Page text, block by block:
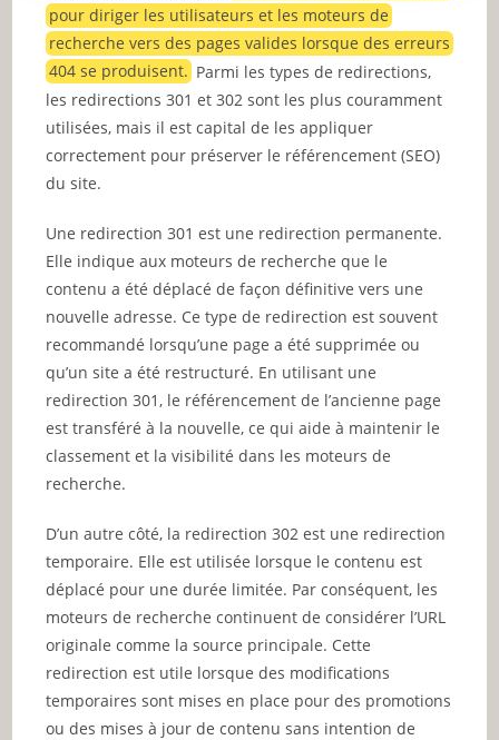
pour diriger les utilisateurs et les moteurs de
recherche vers des pages valides lorsque des erreurs
404 se produisent. Parmi les types de redirections,
les redirections 301 et 302 sont les plus couramment
utilisées, mais il est capital de les appliquer
correctement pour préserver le référencement (SEO)
du site.
Une redirection 301 est une redirection permanente.
Elle indique aux moteurs de recherche que le
contenu a été déplacé de façon définitive vers une
nouvelle adresse. Ce type de redirection est souvent
recommandé lorsqu’une page a été supprimée ou
qu’un site a été restructuré. En utilisant une
redirection 301, le référencement de l’ancienne page
est transféré à la nouvelle, ce qui aide à maintenir le
classement et la visibilité dans les moteurs de
recherche.
D’un autre côté, la redirection 302 est une redirection
temporaire. Elle est utilisée lorsque le contenu est
déplacé pour une durée limitée. Par conséquent, les
moteurs de recherche continuent de considérer l’URL
originale comme la source principale. Cette
redirection est utile lorsque des modifications
temporaires sont mises en place pour des promotions
ou des mises à jour de contenu sans intention de